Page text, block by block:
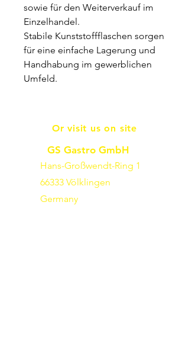
sowie für den Weiterverkauf im
Einzelhandel.
Stabile Kunststoffflaschen sorgen
für eine einfache Lagerung und
Handhabung im gewerblichen
Umfeld.
Or visit us on site
GS Gastro GmbH
Hans-Großwendt-Ring 1
66333 Völklingen
Germany